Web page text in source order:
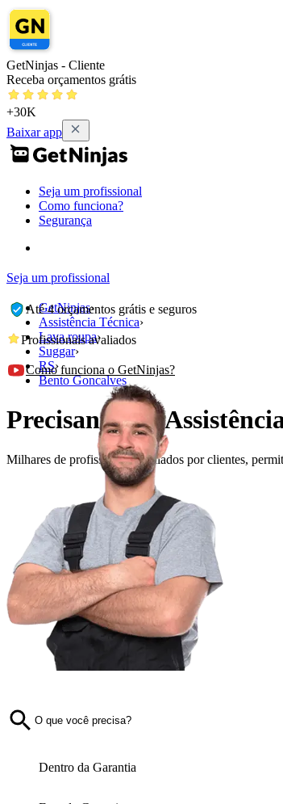
GetNinjas - Cliente
Receba orçamentos grátis
+30K
Baixar app
Seja um profissional
Como funciona?
Segurança
Seja um profissional
GetNinjas›
Assistência Técnica›
Lava roupa›
Suggar›
RS›
Bento Goncalves
Precisando de
Milhares de profissionais avaliados por clientes,
Até 4 orçamentos grátis e seguros
Profissionais avaliados
Como funciona o GetNinjas?
Dentro da Garantia